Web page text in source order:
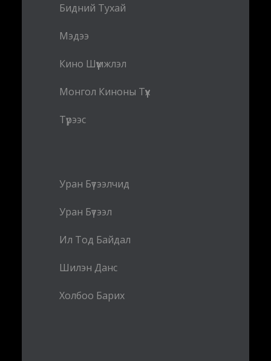
Бидний Тухай
Мэдээ
Кино Шүүмжлэл
Монгол Киноны Түүх
Түрээс
Уран Бүтээлчид
Уран Бүтээл
Ил Тод Байдал
Шилэн Данс
Холбоо Барих